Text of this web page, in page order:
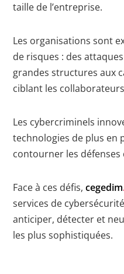
taille de l’entreprise.
Les organisations sont
de risques : des
grandes structures aux
ciblant les
Les cybercriminels
technologies de plus en
contourner les défenses
Face à ces défis,cegedim
services de
anticiper, détecter et
les plus sophistiquées.